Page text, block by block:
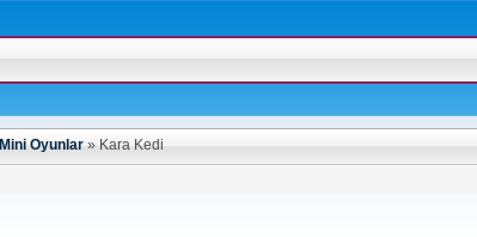
Mini Oyunlar »Kara Kedi